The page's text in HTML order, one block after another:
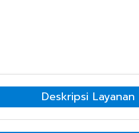
Deskripsi Layanan